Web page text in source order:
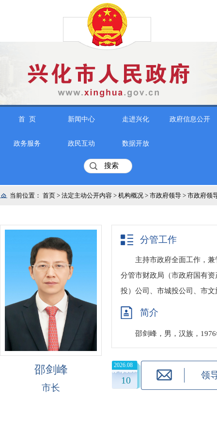
首 页 新闻中心 走进兴化 政府信息公开
政务服务 政民互动 数据开放
当前位置： 首页 > 法定主动公开内容 > 机构概况 > 市政府领导 > 市政府领
邵剑峰
市长
分管工作
主持市政府全面工作，
分管市财政局（市政府国有
投）公司、市城投公司、市
简介
邵剑峰，男，汉族，
2026.08
10 领